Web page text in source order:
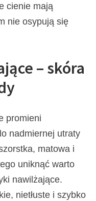
cienie mają
nie osypują się
– skóra
promieni
nadmiernej utraty
matowa i
uniknąć warto
nawilżające.
nietłuste i szybko